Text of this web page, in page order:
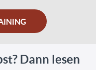
Dann lesen